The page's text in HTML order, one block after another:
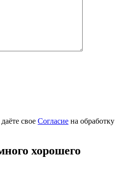
свое Согласие на обработку
хорошего